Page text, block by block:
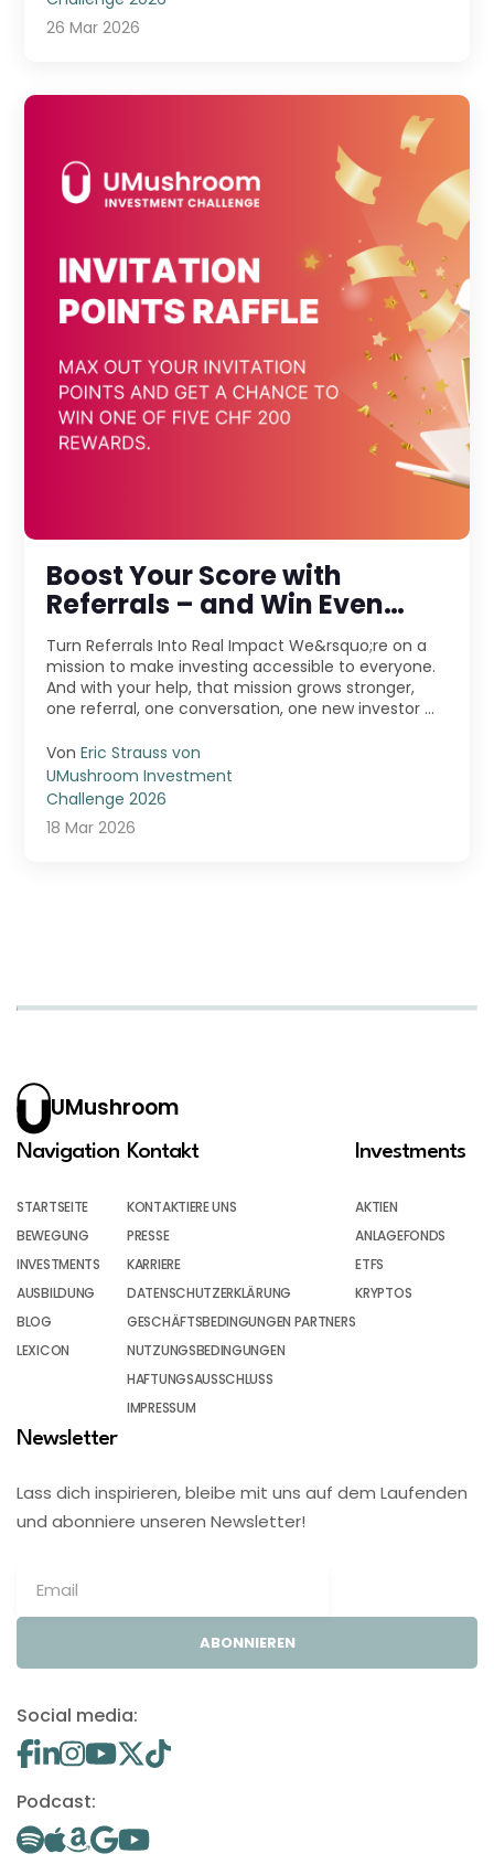
26 Mar 2026
Boost Your Score with
Referrals – and Win Even
More!
Turn Referrals Into Real Impact We&rsquo;re on a
mission to make investing accessible to everyone.
And with your help, that mission grows stronger,
one referral, one conversation, one new investor ...
VonEric Strauss von
UMushroom Investment
Challenge 2026
18 Mar 2026
UMushroom
Navigation
STARTSEITE
BEWEGUNG
INVESTMENTS
AUSBILDUNG
BLOG
LEXICON
Kontakt
KONTAKTIERE UNS
PRESSE
KARRIERE
DATENSCHUTZERKLÄRUNG
GESCHÄFTSBEDINGUNGEN PARTNERS
NUTZUNGSBEDINGUNGEN
HAFTUNGSAUSSCHLUSS
IMPRESSUM
Investments
AKTIEN
ANLAGEFONDS
ETFS
KRYPTOS
Newsletter
Lass dich inspirieren, bleibe mit uns auf dem Laufenden
und abonniere unseren Newsletter!
ABONNIEREN
Social media:
Podcast: